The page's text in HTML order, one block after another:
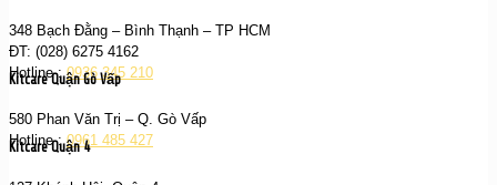
348 Bạch Đằng – Bình Thạnh – TP HCM
ĐT: (028) 6275 4162
Hotline :0936 345 210
Kitcare Quận Gò Vấp
580 Phan Văn Trị – Q. Gò Vấp
Hotline :0961 485 427
Kitcare Quận 4